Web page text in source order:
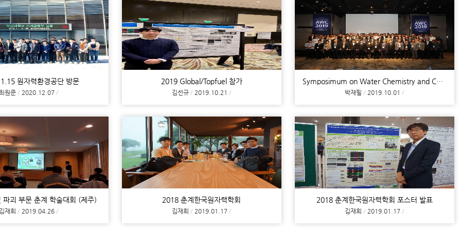
원자력환경공단 방문
원준 2020.12.07
2019 Global/Topfuel 참가
김선규 2019.10.21
Symposimum on Water Chemistry and Corrosion in Nuc
박재필 2019.10.01
괴 부문 춘계 학술대회 (제주)
재희 2019.04.26
2018 춘계한국원자력학회
김재희 2019.01.17
2018 춘계한국원자력학회 포스터 발표
김재희 2019.01.17